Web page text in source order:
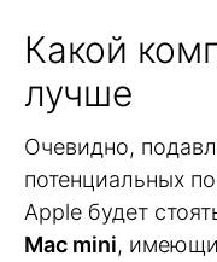
Какой
лучше
Очевидно,
потенциальных
Apple будет
Mac mini,